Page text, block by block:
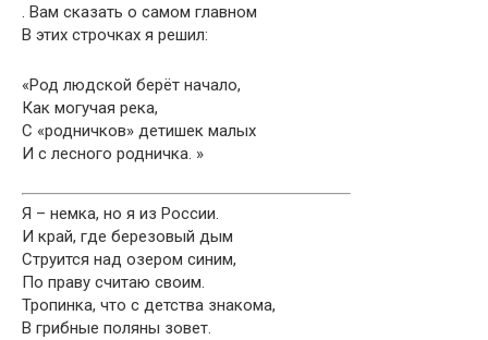
. Вам сказать о самом главном
В этих строчках я решил:
«Род людской берёт начало,
Как могучая река,
С «родничков» детишек малых
И с лесного родничка. »
Я – немка, но я из России.
И край, где березовый дым
Струится над озером синим,
По праву считаю своим.
Тропинка, что с детства знакома,
В грибные поляны зовет.